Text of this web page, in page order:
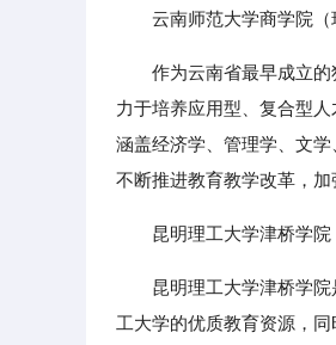
云南师范大学商学院（
作为云南省最早成立
力于培养应用型、复合型
涵盖经济学、管理学、文
不断推进教育教学改革，
昆明理工大学津桥学院
昆明理工大学津桥学
工大学的优质教育资源，